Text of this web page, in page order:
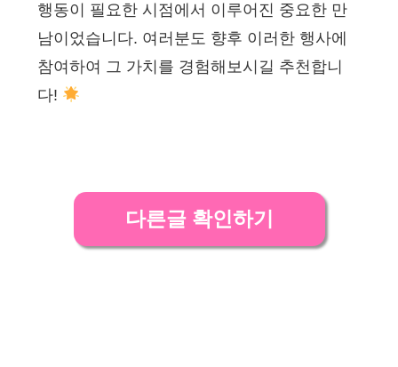
행동이 필요한 시점에서 이루어진 중요한 만
남이었습니다. 여러분도 향후 이러한 행사에
참여하여 그 가치를 경험해보시길 추천합니
다!
다른글 확인하기